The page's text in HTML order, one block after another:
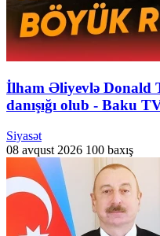
İlham Əliyevlə Donald
danışığı olub - Baku
Siyasət
08 avqust 2026 100 baxış